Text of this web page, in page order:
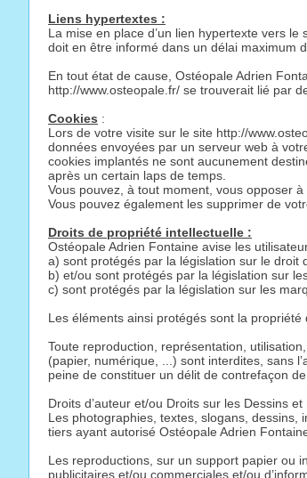
Liens hypertextes :
La mise en place d’un lien hypertexte vers
doit en être informé dans un délai maximum
En tout état de cause, Ostéopale Adrien
http://www.osteopale.fr/ se trouverait lié par
Cookies :
Lors de votre visite sur le site http://
données envoyées par un serveur web à
cookies implantés ne sont aucunement
après un certain laps de temps.
Vous pouvez, à tout moment, vous opposer
Vous pouvez également les supprimer de
Droits de propriété intellectuelle :
Ostéopale Adrien Fontaine avise les
a) sont protégés par la législation sur le droit
b) et/ou sont protégés par la législation sur
c) sont protégés par la législation sur les
Les éléments ainsi protégés sont la
Toute reproduction, représentation,
(papier, numérique, ...) sont interdites, sans
peine de constituer un délit de contrefaçon
Droits d’auteur et/ou Droits sur les Dessins et
Les photographies, textes, slogans,
tiers ayant autorisé Ostéopale Adrien
Les reproductions, sur un support papier ou
publicitaires et/ou commerciales et/ou